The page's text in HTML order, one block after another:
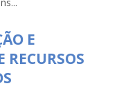
E
RECURSOS